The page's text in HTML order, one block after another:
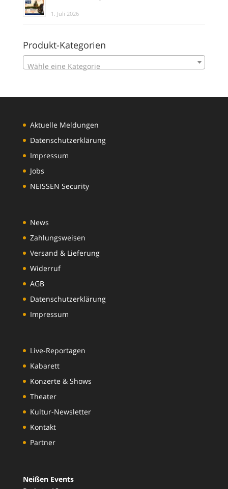
1. Juli 2026
Produkt-Kategorien
Wähle eine Kategorie
Aktuelle Meldungen
Datenschutzerklärung
Impressum
Jobs
NEISSEN Security
News
Zahlungsweisen
Versand & Lieferung
Widerruf
AGB
Datenschutzerklärung
Impressum
Live-Reportagen
Kabarett
Konzerte & Shows
Theater
Kultur-Newsletter
Kontakt
Partner
Neißen Events